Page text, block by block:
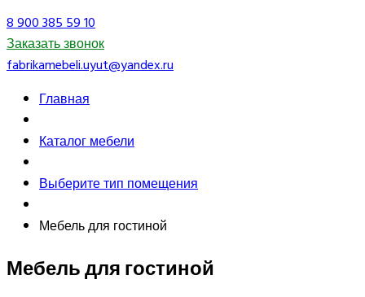
8 900 385 59 10
Заказать звонок
fabrikamebeli.uyut@yandex.ru
Главная
Каталог мебели
Выберите тип помещения
Мебель для гостиной
Мебель для гостиной